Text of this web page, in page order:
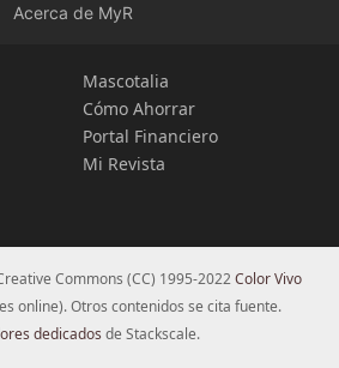
Acerca de MyR
Mascotalia
Cómo Ahorrar
Portal Financiero
Mi Revista
Commons (CC) 1995-2022Color Vivo
online). Otros contenidos se cita fuente.
dedicados de Stackscale.